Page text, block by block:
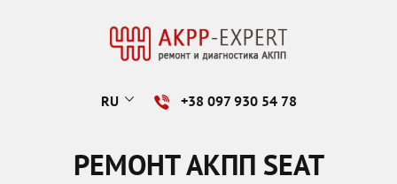
RU +38 097 930 54 78
РЕМОНТ АКПП SEAT